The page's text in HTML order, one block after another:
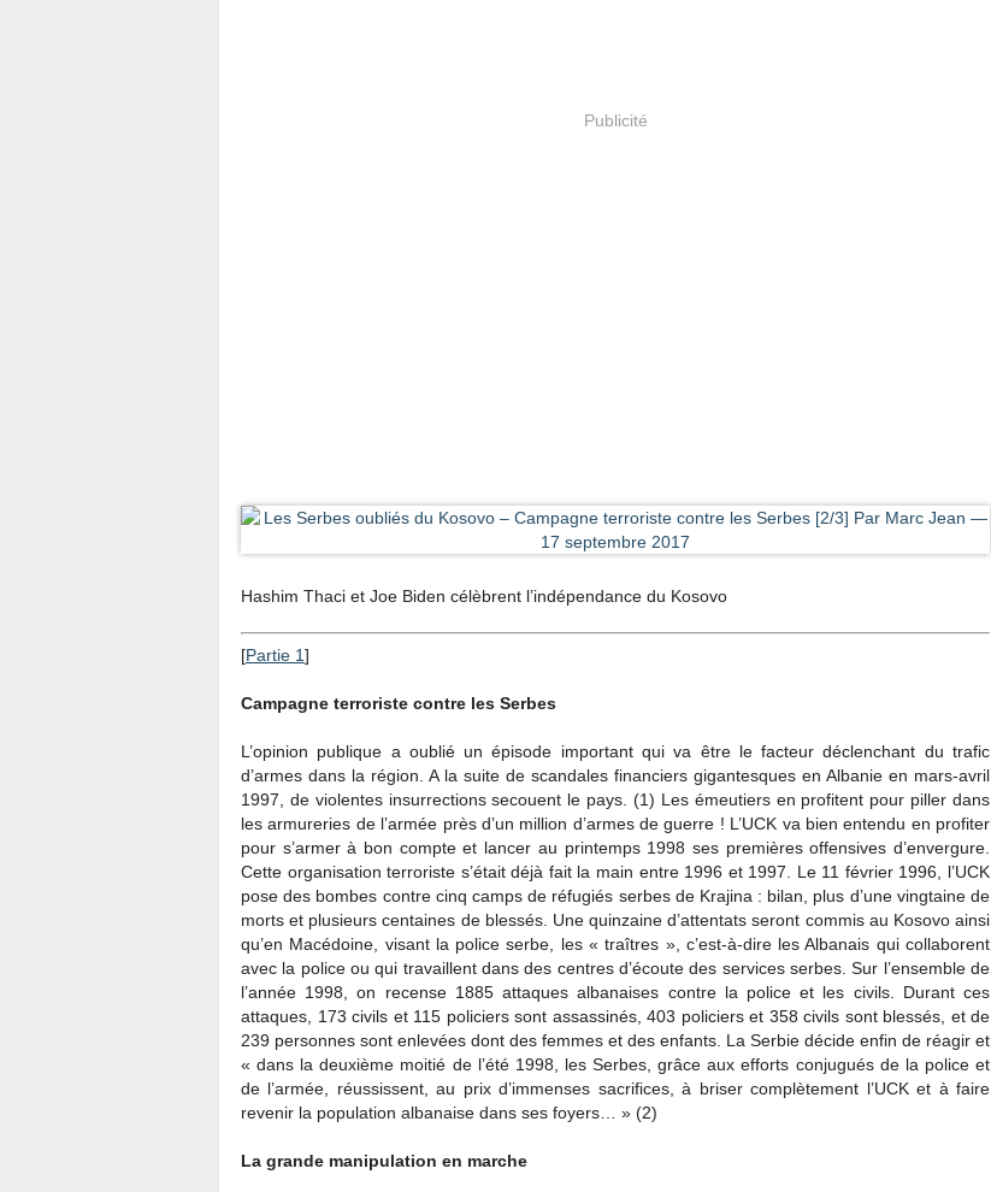
Publicité
Hashim Thaci et Joe Biden célèbrent l’indépendance du Kosovo
[Partie 1]
Campagne terroriste contre les Serbes
L’opinion publique a oublié un épisode important qui va être le facteur déclenchant du trafic
d’armes dans la région. A la suite de scandales financiers gigantesques en Albanie en mars-avril
1997, de violentes insurrections secouent le pays. (1) Les émeutiers en profitent pour piller dans
les armureries de l’armée près d’un million d’armes de guerre ! L’UCK va bien entendu en profiter
pour s’armer à bon compte et lancer au printemps 1998 ses premières offensives d’envergure.
Cette organisation terroriste s’était déjà fait la main entre 1996 et 1997. Le 11 février 1996, l’UCK
pose des bombes contre cinq camps de réfugiés serbes de Krajina : bilan, plus d’une vingtaine de
morts et plusieurs centaines de blessés. Une quinzaine d’attentats seront commis au Kosovo ainsi
qu’en Macédoine, visant la police serbe, les « traîtres », c’est-à-dire les Albanais qui collaborent
avec la police ou qui travaillent dans des centres d’écoute des services serbes. Sur l’ensemble de
l’année 1998, on recense 1885 attaques albanaises contre la police et les civils. Durant ces
attaques, 173 civils et 115 policiers sont assassinés, 403 policiers et 358 civils sont blessés, et de
239 personnes sont enlevées dont des femmes et des enfants. La Serbie décide enfin de réagir et
« dans la deuxième moitié de l’été 1998, les Serbes, grâce aux efforts conjugués de la police et
de l’armée, réussissent, au prix d’immenses sacrifices, à briser complètement l’UCK et à faire
revenir la population albanaise dans ses foyers… » (2)
La grande manipulation en marche